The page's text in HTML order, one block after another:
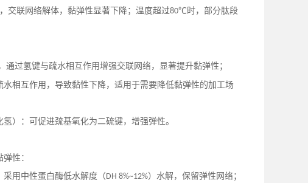
交联网络解体，黏弹性显著下降；温度超过80℃时，部分肽段
通过氢键与疏水相互作用增强交联网络，显著提升黏弹性；
相互作用，导致黏性下降，适用于需要降低黏弹性的加工场
）：可促进巯基氧化为二硫键，增强弹性。
性：
用中性蛋白酶低水解度（DH 8%~12%）水解，保留弹性网络；